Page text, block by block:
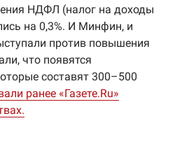
НДФЛ (налог на доходы
на 0,3%. И Минфин, и
против повышения
что появятся
составят 300–500
ранее «Газете.Ru»